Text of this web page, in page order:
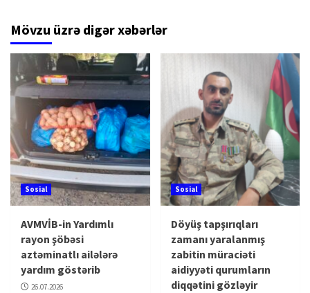
Mövzu üzrə digər xəbərlər
Sosial
AVMVİB-in Yardımlı
rayon şöbəsi
aztəminatlı ailələrə
yardım göstərib
26.07.2026
Sosial
Döyüş tapşırıqları
zamanı yaralanmış
zabitin müraciəti
aidiyyəti qurumların
diqqətini gözləyir